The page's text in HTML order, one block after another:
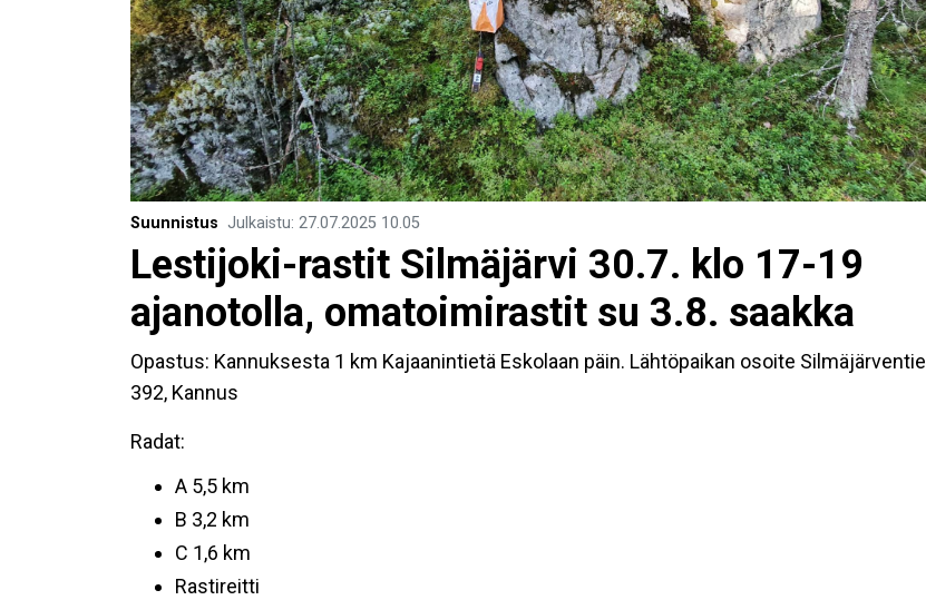
Suunnistus Julkaistu: 27.07.2025 10.05
Lestijoki-rastit Silmäjärvi 30.7. klo 17-19
ajanotolla, omatoimirastit su 3.8. saakka
Opastus: Kannuksesta 1 km Kajaanintietä Eskolaan päin. Lähtöpaikan osoite Silmäjärventie
392, Kannus
Radat:
A 5,5 km
B 3,2 km
C 1,6 km
Rastireitti